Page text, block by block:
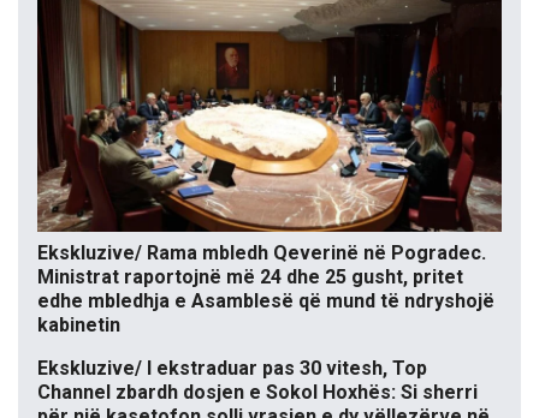
Ekskluzive/ Rama mbledh Qeverinë në Pogradec.
Ministrat raportojnë më 24 dhe 25 gusht, pritet
edhe mbledhja e Asamblesë që mund të ndryshojë
kabinetin
Ekskluzive/ I ekstraduar pas 30 vitesh, Top
Channel zbardh dosjen e Sokol Hoxhës: Si sherri